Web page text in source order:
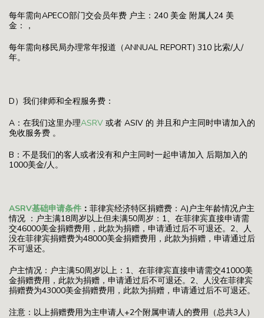
每年需向APECO部门交会员年费 户主：240 美金 附属人24 美
金：，
每年需向移民局办理常年报道（ANNUAL REPORT) 310 比索/人/
年。
D）我们律师和全程服务费：
A：在我们这里办理ASRV 或者 ASIV 的 并且和户主同时申请加入的
免收服务费 。
B：不是我们的客人或者没有和户主同时一起申请加入 后期加入的
1000美金/人。
ASRV基础申请条件 ： 菲律宾经济特区捐赠费：A)户主年龄情况户主
情况 ：户主满18周岁以上但未满50周岁：1、在菲律宾直接申请需
交46000美金捐赠费用，此款为捐赠，申请通过后不可退还。2、人
没在菲律宾捐赠费为48000美金捐赠费用，此款为捐赠，申请通过后
不可退还。
户主情况：户主满50周岁以上：1、在菲律宾直接申请需交41000美
金捐赠费用，此款为捐赠，申请通过后不可退还。2、人没在菲律宾
捐赠费为43000美金捐赠费用，此款为捐赠，申请通过后不可退还。
注意：以上捐赠费用为主申请人+2个附属申请人的费用（总共3人）